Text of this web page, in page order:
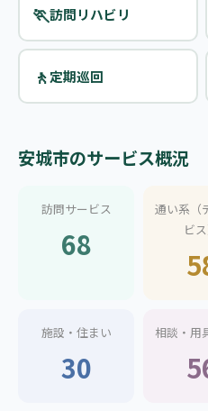
🏃訪問リハビリ
🚶定期巡回
安城市のサービス概況
訪問サービス
68
通い系（
ビス
施設・住まい
30
相談・用